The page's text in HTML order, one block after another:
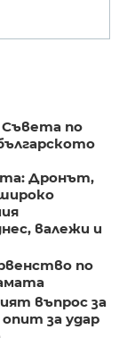
Съвета по
Дронът,
валежи и
по
въпрос за
за удар